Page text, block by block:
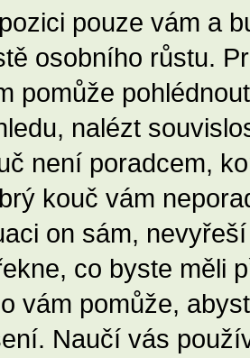
pouze vám a
osobního růstu.
pomůže
nalézt
není poradcem,
kouč vám
on sám,
co byste měli
vám pomůže,
Naučí vás